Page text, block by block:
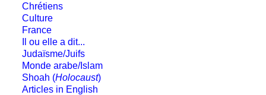
Chrétiens
Culture
France
Il ou elle a dit...
Judaïsme/Juifs
Monde arabe/Islam
Shoah (Holocaust)
Articles in English